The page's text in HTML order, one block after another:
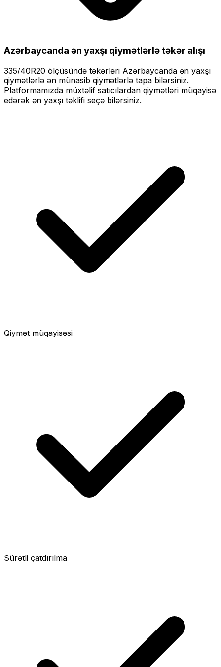
Azərbaycanda ən yaxşı qiymətlərlətəkər alışı
335/40R20 ölçüsündə təkərləri Azərbaycanda ən yaxşı
qiymətlərlə ən münasib qiymətlərlə tapa bilərsiniz.
Platformamızda müxtəlif satıcılardan qiymətləri müqayisə
edərək ən yaxşı təklifi seçə bilərsiniz.
Qiymət müqayisəsi
Sürətli çatdırılma